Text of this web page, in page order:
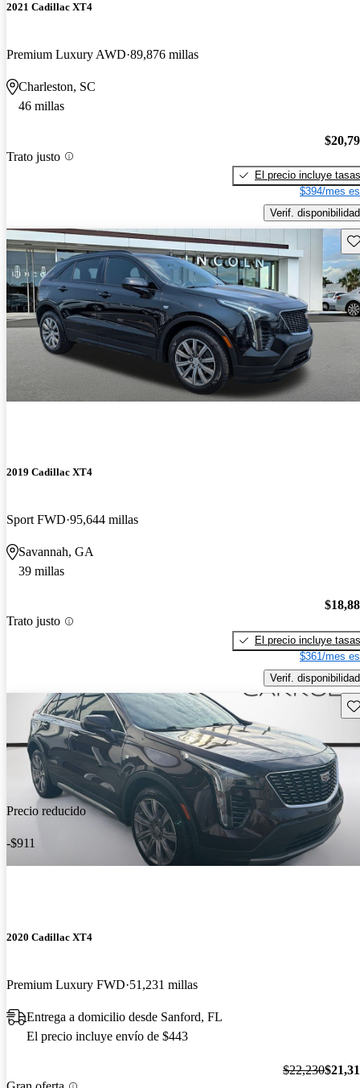
2021 Cadillac XT4
Premium Luxury AWD 89,876 millas
Charleston, SC
46 millas
Trato justo
El precio incluye tasas
$394/mes
Verif. disponibilidad
2019 Cadillac XT4
Sport FWD 95,644 millas
Savannah, GA
39 millas
Trato justo
El precio incluye tasas
$361/mes
Verif. disponibilidad
Precio reducido
-$911
2020 Cadillac XT4
Premium Luxury FWD 51,231 millas
Entrega a domicilio desde Sanford, FL
El precio incluye envío de $443
$22,230